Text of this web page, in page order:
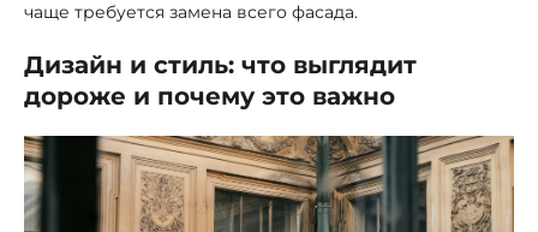
чаще требуется замена всего фасада.
Дизайн и стиль: что выглядит
дороже и почему это важно